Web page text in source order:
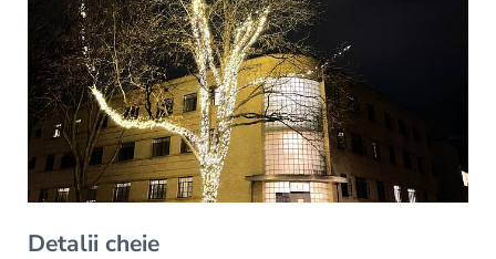
Detalii cheie